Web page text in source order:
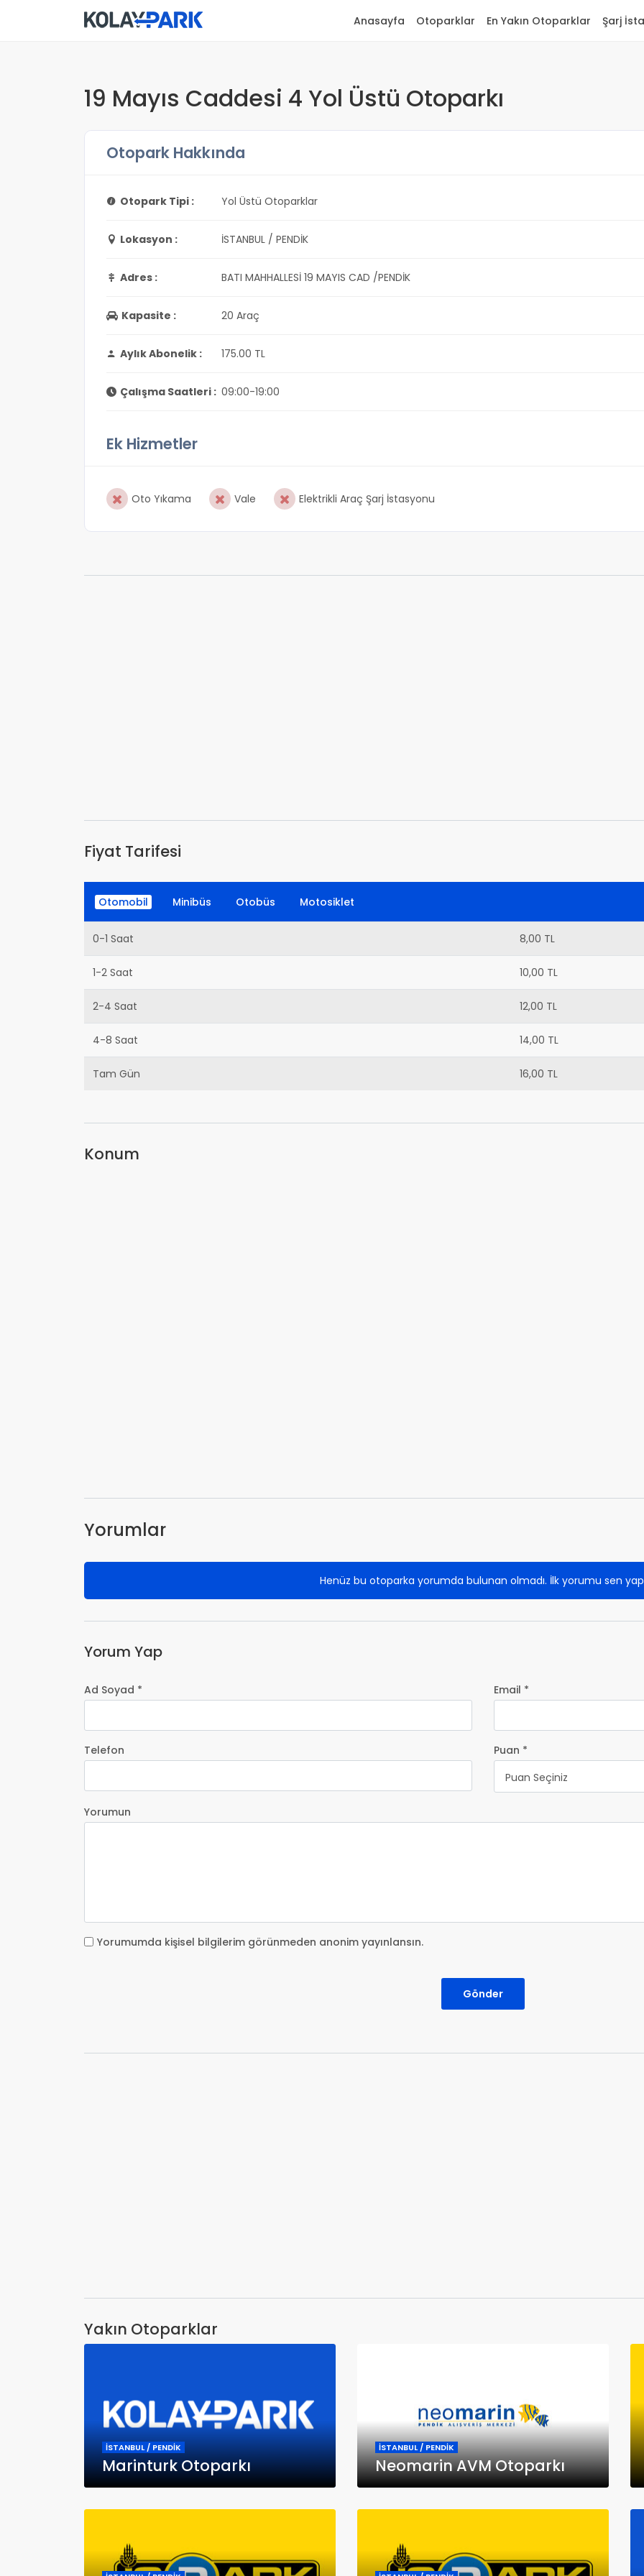
Anasayfa Otoparklar En Yakın Otoparklar Şarj
19 Mayıs Caddesi 4 Yol Üstü Otoparkı
Otopark Hakkında
Otopark Tipi : Yol Üstü Otoparklar
Lokasyon : İSTANBUL / PENDİK
Adres : BATI MAHHALLESİ 19 MAYIS CAD /PENDİK
Kapasite : 20 Araç
Aylık Abonelik : 175.00 TL
Çalışma Saatleri : 09:00-19:00
Ek Hizmetler
Oto Yıkama Vale Elektrikli Araç Şarj İstasyonu
Fiyat Tarifesi
Otomobil Minibüs Otobüs Motosiklet
0-1 Saat 8,00 TL
1-2 Saat 10,00 TL
2-4 Saat 12,00 TL
4-8 Saat 14,00 TL
Tam Gün 16,00 TL
Konum
Yorumlar
Henüz bu otoparka yorumda bulunan olmadı. İlk yorumu sen
Yorum Yap
Ad Soyad * Email *
Telefon
Puan *
Puan Seçiniz
Yorumun
Yorumumda kişisel bilgilerim görünmeden anonim yayınlansın.
Gönder
Yakın Otoparklar
İSTANBUL / PENDİK
Marinturk Otoparkı
İSTANBUL / PENDİK
Neomarin AVM Otoparkı